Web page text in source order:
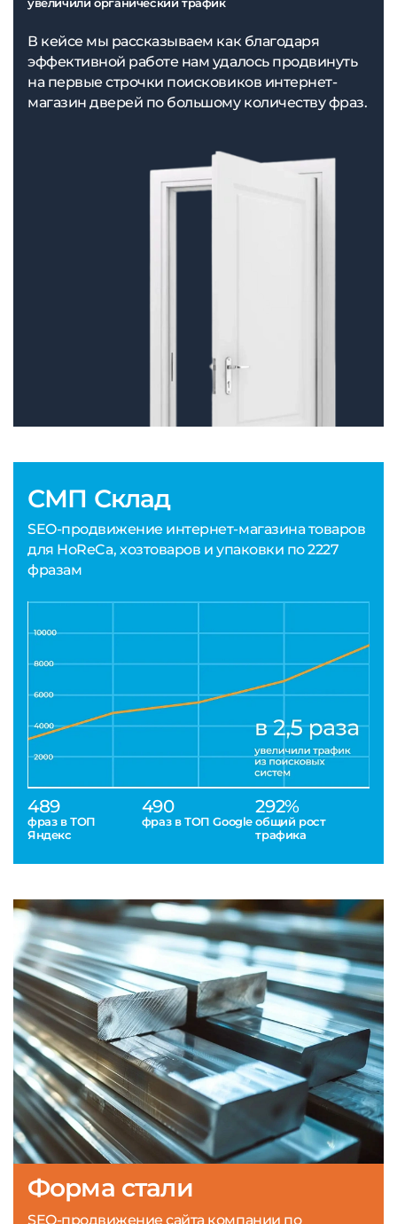
СМП Склад
SEO-продвижение интернет-магазина товаров
для HoReCa, хозтоваров и упаковки по 2227
фразам
489
фраз в ТОП
Яндекс
490
фраз в ТОП Google
292%
общий рост
трафика
увеличили органический трафик
В кейсе мы рассказываем как благодаря
эффективной работе нам удалось продвинуть
на первые строчки поисковиков интернет-
магазин дверей по большому количеству фраз.
Форма стали
SEO-продвижение сайта компании по